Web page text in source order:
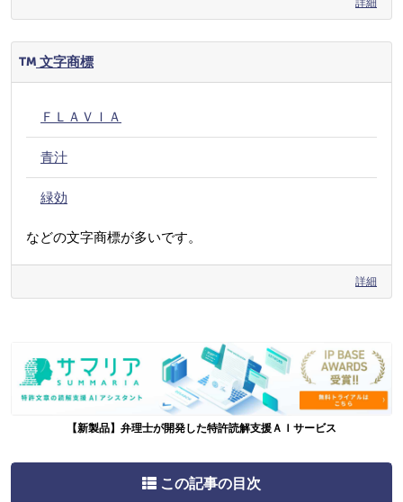
文字商標
ＦＬＡＶＩＡ
青汁
緑効
などの文字商標が多いです。
詳細
【新製品】弁理士が開発した特許読解支援ＡＩサービス
この記事の目次